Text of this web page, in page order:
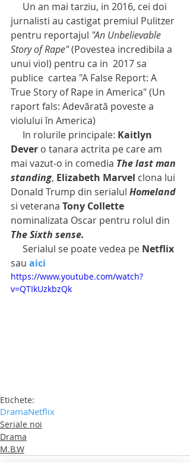
jurnalisti au castigat premiul Pulitzer
pentru reportajul "An Unbelievable
Story of Rape" (Povestea incredibila a
unui viol) pentru ca in  2017 sa
publice  cartea "A False Report: A
True Story of Rape in America" (Un
raport fals: Adevărată poveste a
violului în America)
     In rolurile principale:
Kaitlyn
Dever o tanara actrita pe care am
mai vazut-o in comedia The last man
standing, Elizabeth Marvel clona lui
Donald Trump din serialul Homeland
si veterana Tony Collette
nominalizata Oscar pentru rolul din
The Sixth sense.
     Serialul se poate vedea pe
Netflix
sau aici
https://www.youtube.com/watch?
v=QTIkUzkbzQk
Etichete:
DramaNetflix
Seriale noi
Drama
M.B.W